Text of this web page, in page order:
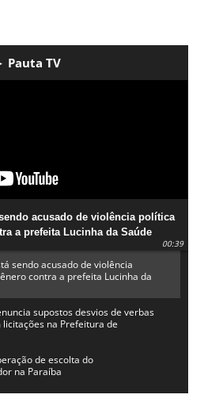
Pauta TV
acusado de violência política
a prefeita Lucinha da Saúde
00:39
sendo acusado de violência
contra a prefeita Lucinha da
supostos desvios de verbas
na Prefeitura de
de escolta do
na Paraíba